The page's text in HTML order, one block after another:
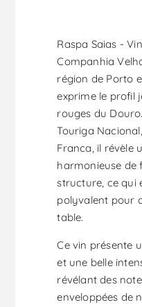
Raspa Saias -
Companhia
région de Porto
exprime le profil
rouges du
Touriga
Franca, il révèle
harmonieuse de
structure, ce qui
polyvalent pour
table.
Ce vin présente
et une belle
révélant des
enveloppées de